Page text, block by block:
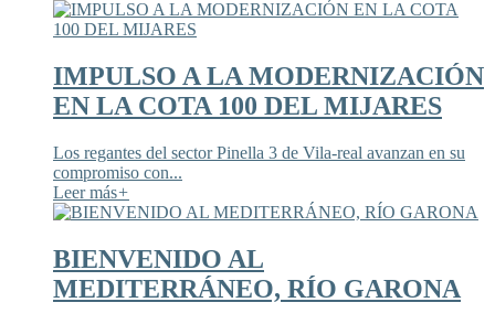
IMPULSO A LA MODERNIZACIÓN
EN LA COTA 100 DEL MIJARES
Los regantes del sector Pinella 3 de Vila-real avanzan en su
compromiso con...
Leer más+
BIENVENIDO AL
MEDITERRÁNEO, RÍO GARONA